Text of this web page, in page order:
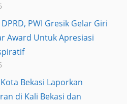
PWI Gresik Gelar Giri
Award Untuk Apresiasi
Bekasi Laporkan
di Kali Bekasi dan